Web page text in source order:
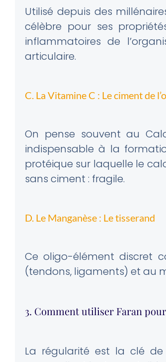
Utilisé depuis des
célèbre pour ses
inflammatoires de
articulaire.
C. La Vitamine C : Le ciment de
On pense souvent au
indispensable à la
protéique sur laquelle le
sans ciment : fragile.
D. Le Manganèse : Le tisserand
Ce oligo-élément discret
(tendons, ligaments) et au
3. Comment utiliser Faran
La régularité est la clé de